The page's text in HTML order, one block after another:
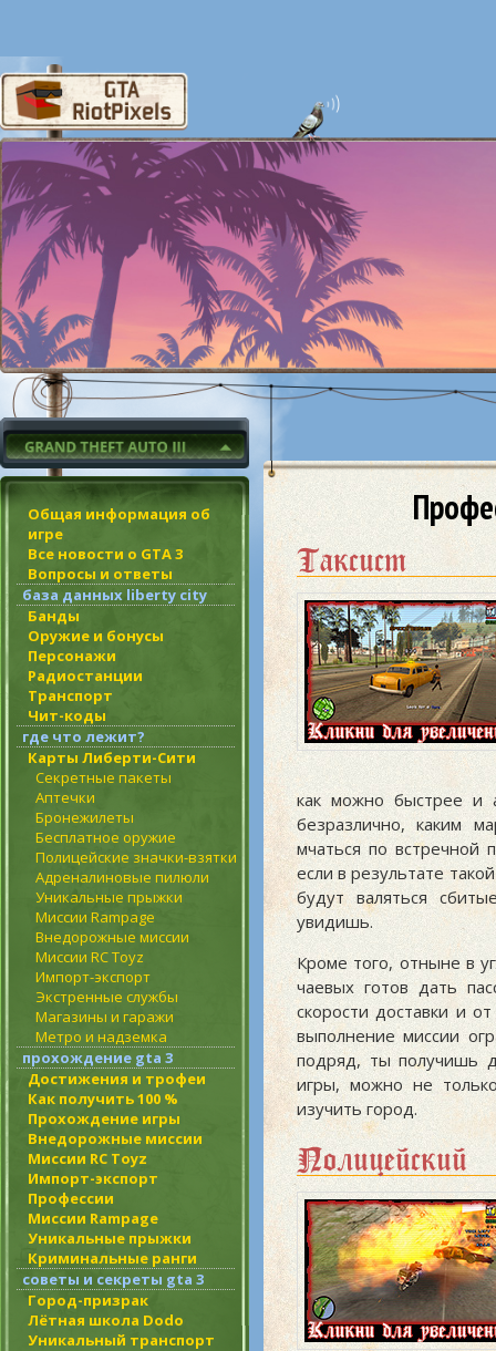
Общая информация об
игре
Все новости о GTA 3
Вопросы и ответы
база данных liberty city
Банды
Оружие и бонусы
Персонажи
Радиостанции
Транспорт
Чит-коды
где что лежит?
Карты Либерти-Сити
Секретные пакеты
Аптечки
Бронежилеты
Бесплатное оружие
Полицейские значки-взятки
Адреналиновые пилюли
Уникальные прыжки
Миссии Rampage
Внедорожные миссии
Миссии RC Toyz
Импорт-экспорт
Экстренные службы
Магазины и гаражи
Метро и надземка
прохождение gta 3
Достижения и трофеи
Как получить 100 %
Прохождение игры
Внедорожные миссии
Миссии RC Toyz
Импорт-экспорт
Профессии
Миссии Rampage
Уникальные прыжки
Криминальные ранги
советы и секреты gta 3
Город-призрак
Лётная школа Dodo
Уникальный транспорт
Таксист
как можно быстрее и
безразлично, каким
мчаться по встречной
если в результате
будут валяться
увидишь.
Кроме того, отныне в
чаевых готов дать
скорости доставки и
выполнение миссии
подряд, ты получишь
игры, можно не
изучить город.
Полицейский